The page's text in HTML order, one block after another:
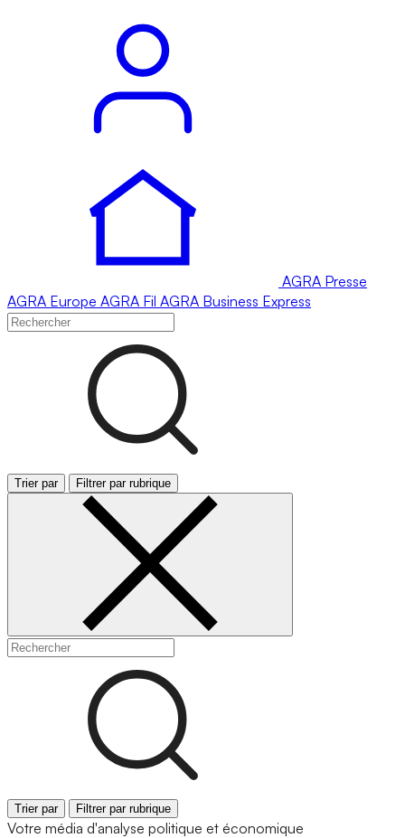
AGRA Presse
AGRA Europe AGRA Fil AGRA Business Express
Trier par Filtrer par rubrique
Trier par Filtrer par rubrique
Votre média d'analyse politique et économique